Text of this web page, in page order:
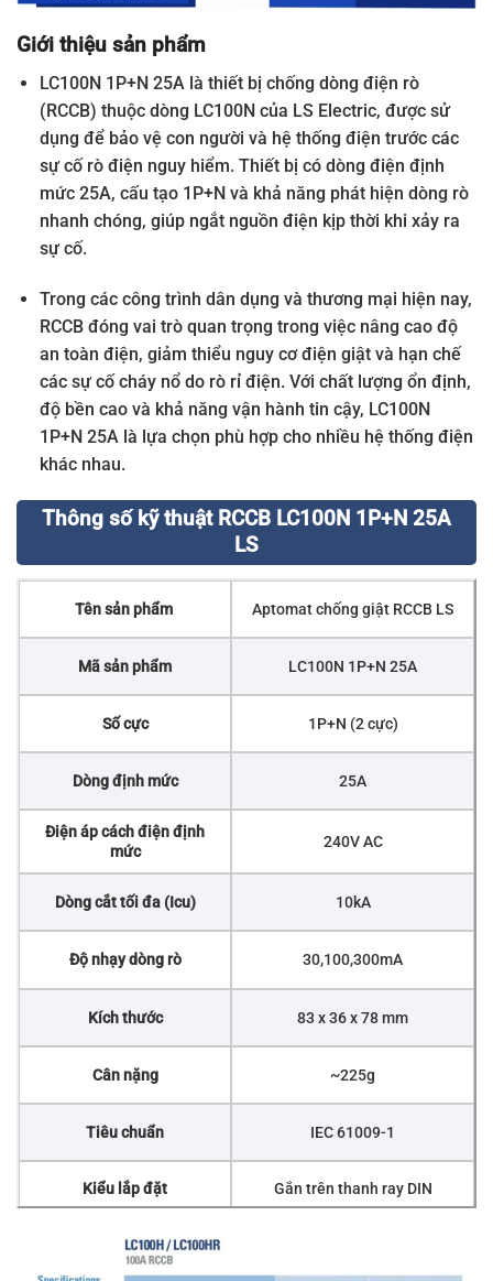
Giới thiệu sản phẩm
LC100N 1P+N 25A là thiết bị chống dòng điện rò
(RCCB) thuộc dòng LC100N của LS Electric, được sử
dụng để bảo vệ con người và hệ thống điện trước các
sự cố rò điện nguy hiểm. Thiết bị có dòng điện định
mức 25A, cấu tạo 1P+N và khả năng phát hiện dòng rò
nhanh chóng, giúp ngắt nguồn điện kịp thời khi xảy ra
sự cố.
Trong các công trình dân dụng và thương mại hiện nay,
RCCB đóng vai trò quan trọng trong việc nâng cao độ
an toàn điện, giảm thiểu nguy cơ điện giật và hạn chế
các sự cố cháy nổ do rò rỉ điện. Với chất lượng ổn định,
độ bền cao và khả năng vận hành tin cậy, LC100N
1P+N 25A là lựa chọn phù hợp cho nhiều hệ thống điện
khác nhau.
Thông số kỹ thuật RCCB LC100N 1P+N 25A
LS
Tên sản phẩm Aptomat chống giật RCCB LS
Mã sản phẩm LC100N 1P+N 25A
Số cực 1P+N (2 cực)
Dòng định mức 25A
Điện áp cách điện định
mức
240V AC
Dòng cắt tối đa (Icu) 10kA
Độ nhạy dòng rò 30,100,300mA
Kích thước 83 x 36 x 78 mm
Cân nặng ~225g
Tiêu chuẩn IEC 61009-1
Kiểu lắp đặt Gắn trên thanh ray DIN